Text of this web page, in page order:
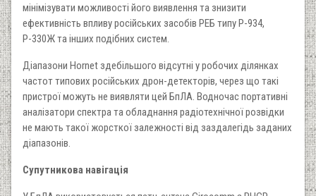
мінімізувати можливості його виявлення та знизити
ефективність впливу російських засобів РЕБ типу Р-934,
Р-330Ж та інших подібних систем.
Діапазони Hornet здебільшого відсутні у робочих ділянках
частот типових російських дрон-детекторів, через що такі
пристрої можуть не виявляти цей БпЛА. Водночас портативні
аналізатори спектра та обладнання радіотехнічної розвідки
не мають такої жорсткої залежності від заздалегідь заданих
діапазонів.
Супутникова навігація